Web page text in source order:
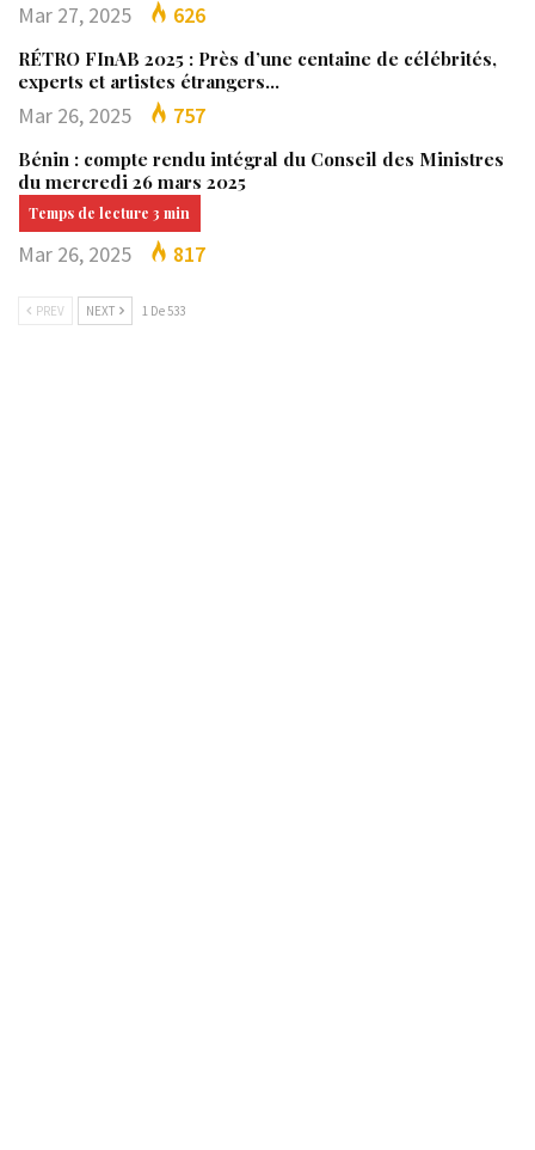
Mar 27, 2025 626
RÉTRO FInAB 2025 : Près d’une centaine de célébrités,
experts et artistes étrangers…
Mar 26, 2025 757
Bénin : compte rendu intégral du Conseil des Ministres
du mercredi 26 mars 2025
Mar 26, 2025 817
PREV NEXT 1 De 533